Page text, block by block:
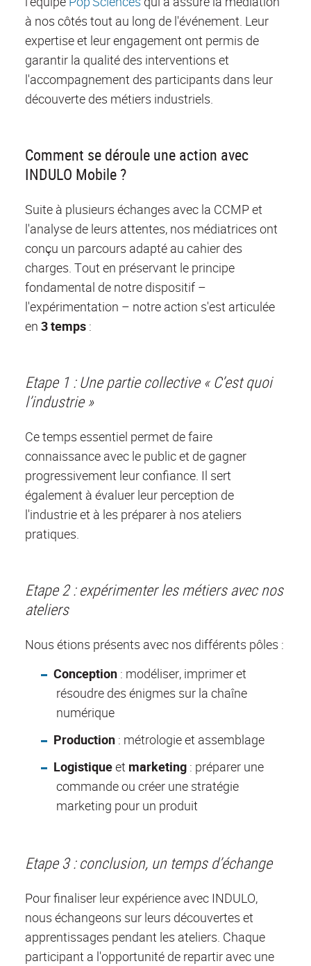
à nos côtés tout au long de l'événement. Leur
expertise et leur engagement ont permis de
garantir la qualité des interventions et
l'accompagnement des participants dans leur
découverte des métiers industriels.
Comment se déroule une action avec
INDULO Mobile ?
Suite à plusieurs échanges avec la CCMP et
l'analyse de leurs attentes, nos médiatrices ont
conçu un parcours adapté au cahier des
charges. Tout en préservant le principe
fondamental de notre dispositif –
l'expérimentation – notre action s'est articulée
en 3 temps :
Etape 1 : Une partie collective « C’est quoi
l’industrie »
Ce temps essentiel permet de faire
connaissance avec le public et de gagner
progressivement leur confiance. Il sert
également à évaluer leur perception de
l'industrie et à les préparer à nos ateliers
pratiques.
Etape 2 : expérimenter les métiers avec nos
ateliers
Nous étions présents avec nos différents pôles :
Conception : modéliser, imprimer et
résoudre des énigmes sur la chaîne
numérique
Production : métrologie et assemblage
Logistiqueet marketing : préparer une
commande ou créer une stratégie
marketing pour un produit
Etape 3 : conclusion, un temps d’échange
Pour finaliser leur expérience avec INDULO,
nous échangeons sur leurs découvertes et
apprentissages pendant les ateliers. Chaque
participant a l'opportunité de repartir avec une